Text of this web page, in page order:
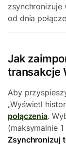
zsynchronizuje
od dnia
Jak
transakcje
Aby
„Wyświetl
połączenia.
(maksymalnie
Zsynchronizuj